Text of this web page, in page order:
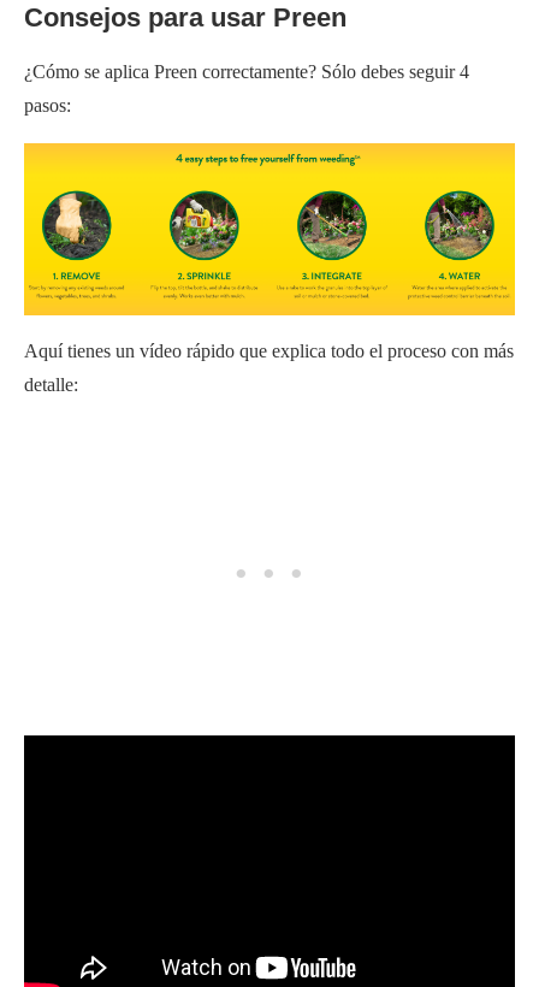
Consejos para usar Preen
¿Cómo se aplica Preen correctamente? Sólo debes seguir 4
pasos:
Aquí tienes un vídeo rápido que explica todo el proceso con más
detalle: